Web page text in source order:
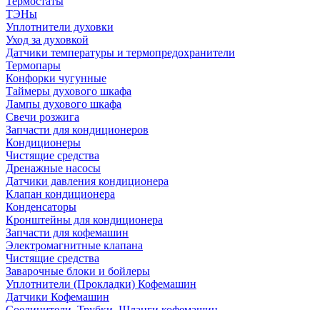
ТЭНы
Уплотнители духовки
Уход за духовкой
Датчики температуры и термопредохранители
Термопары
Конфорки чугунные
Таймеры духового шкафа
Лампы духового шкафа
Свечи розжига
Запчасти для кондиционеров
Кондиционеры
Чистящие средства
Дренажные насосы
Датчики давления кондиционера
Клапан кондиционера
Конденсаторы
Кронштейны для кондиционера
Запчасти для кофемашин
Электромагнитные клапана
Чистящие средства
Заварочные блоки и бойлеры
Уплотнители (Прокладки) Кофемашин
Датчики Кофемашин